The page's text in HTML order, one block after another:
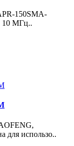
150SMA-
10 MГц..
для использо..